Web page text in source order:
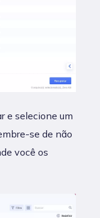
e selecione um
se de não
você os